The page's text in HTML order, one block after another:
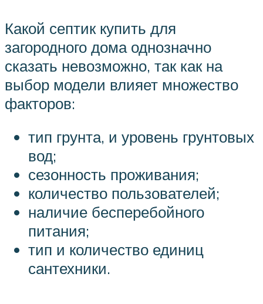
Какой септик купить для
загородного дома однозначно
сказать невозможно, так как на
выбор модели влияет множество
факторов:
тип грунта, и уровень грунтовых
вод;
сезонность проживания;
количество пользователей;
наличие бесперебойного
питания;
тип и количество единиц
сантехники.